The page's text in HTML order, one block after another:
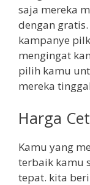
saja mereka
dengan
kampanye
mengingat
pilih kamu
mereka
Harga
Kamu yang
terbaik kamu
tepat. kita